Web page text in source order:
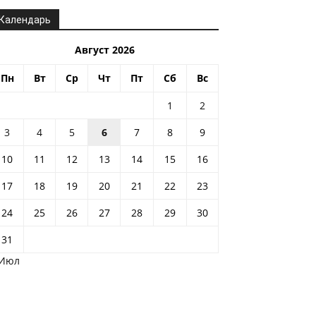
Август 2026
Пн Вт Ср Чт Пт Сб Вс
1
2
3
4 5 6 7 8
9
10
11 12 13 14 15
16
17
18 19 20 21 22
23
24
25 26 27 28 29
30
31